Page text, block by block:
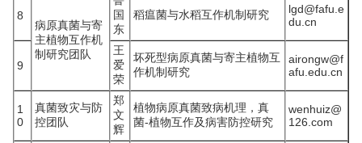
8
病原真菌与寄
主植物互作机
制研究团队
国
东
稻瘟菌与水稻互作机制研究
lgd@fafu.e
du.cn
9
王
爱
荣
坏死型病原真菌与寄主植物互
作机制研究
airongw@f
afu.edu.cn
1
0
真菌致灾与防
控团队
郑
文
辉
植物病原真菌致病机理，真
菌-植物互作及病害防控研究
wenhuiz@
126.com